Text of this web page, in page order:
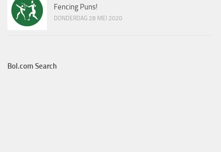
Fencing Puns!
DONDERDAG 28 MEI 2020
Bol.com Search